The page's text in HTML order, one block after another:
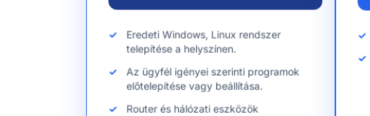
Eredeti Windows, Linux rendszer
telepítése a helyszínen.
Az ügyfél igényei szerinti programok
előtelepítése vagy beállítása.
Router és hálózati eszközök